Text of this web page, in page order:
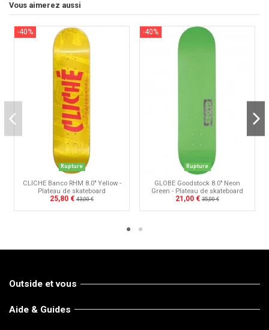
Vous aimerez aussi
-40%
Rupture
CLICHE Banco RHM 8.0" Yellow -
Plateau de skateboard
25,80 € 43,00 €
-40%
Rupture
GLOBE Goodstock 8.0" Neon
Green - Plateau de skateboard
21,00 € 35,00 €
Outside et vous
Aide & Guides